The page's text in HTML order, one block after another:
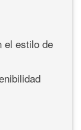
el estilo de